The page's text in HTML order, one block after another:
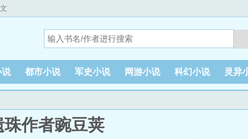
说 都市小说 军史小说 网游小说 科幻小说 灵异
珠作者豌豆荚